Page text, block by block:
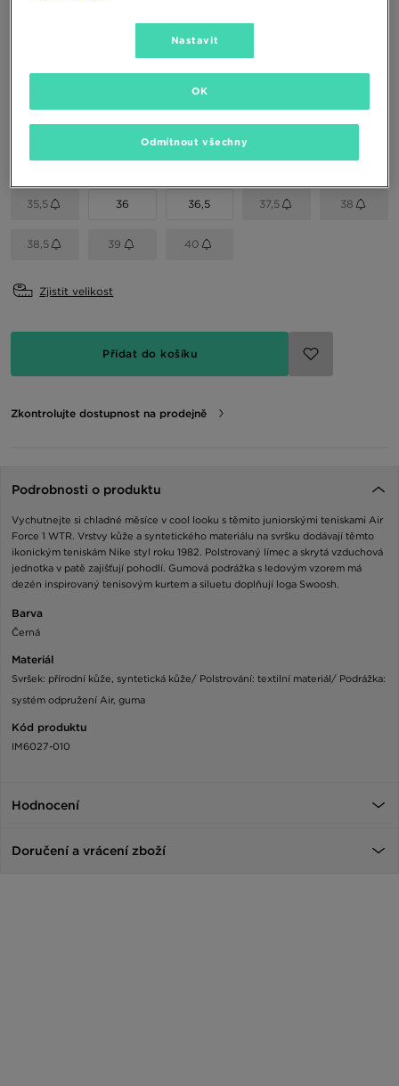
(Původní cena)
Vyberte velikost
35,5 36 36,5 37,5 38
38,5 39 40
Zjistit velikost
Přidat do košíku
Zkontrolujte dostupnost na prodejně
Podrobnosti o produktu
Vychutnejte si chladné měsíce v cool looku s těmito juniorskými teniskami Air
Force 1 WTR. Vrstvy kůže a syntetického materiálu na svršku dodávají těmto
ikonickým teniskám Nike styl roku 1982. Polstrovaný límec a skrytá vzduchová
jednotka v patě zajišťují pohodlí. Gumová podrážka s ledovým vzorem má
dezén inspirovaný tenisovým kurtem a siluetu doplňují loga Swoosh.
Barva
Černá
Materiál
Svršek: přírodní kůže, syntetická kůže/ Polstrování: textilní materiál/ Podrážka:
systém odpružení Air, guma
Kód produktu
IM6027-010
Hodnocení
Doručení a vrácení zboží
Nastavit
Odmítnout všechny
OK